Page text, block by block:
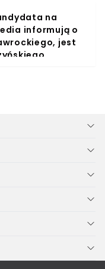
na
informują o
jest